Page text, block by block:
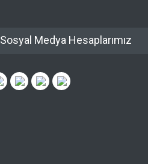
Sosyal Medya Hesaplarımız